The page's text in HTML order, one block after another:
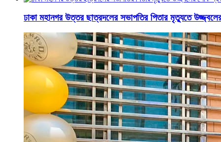
ঢাকা মহানগর উত্তর ছাত্রদলের সভাপতির পিতার মৃত্যুতে